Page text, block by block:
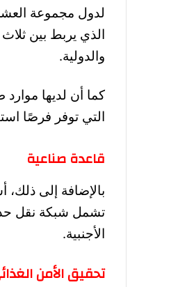
لدول مجموعة
الذي يربط بين ثلاث
والدولية.
كما أن لديها موارد
التي توفر فرصًا
قاعدة صناعية
بالإضافة إلى
تشمل شبكة نقل
الأجنبية.
تحقيق الأمن